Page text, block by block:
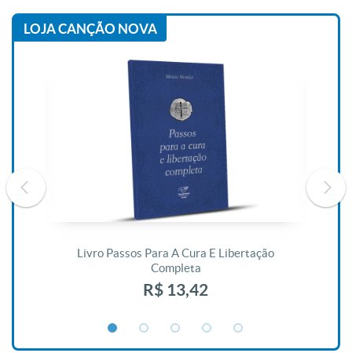
LOJA CANÇÃO NOVA
Livro Passos Para A Cura E Libertação
Completa
R$ 13,42